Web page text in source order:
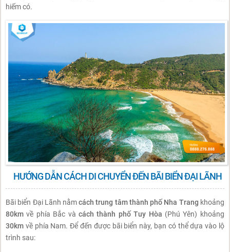
hiếm có.
HƯỚNG DẪN CÁCH DI CHUYỂN ĐẾN BÃI BIỂN ĐẠI LÃNH
Bãi biển Đại Lãnh nằmcách trung tâm thành phố Nha Trang khoảng
80km về phía Bắc vàcách thành phố Tuy Hòa (Phú Yên) khoảng
30km về phía Nam. Để đến được bãi biển này, bạn có thể dựa vào lộ
trình sau: